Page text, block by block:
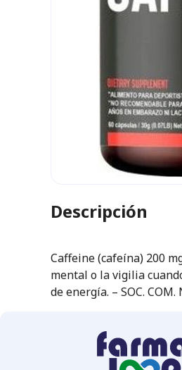
Descripción
Caffeine (cafeína) 200
mental o la vigilia
de energía. – SOC.